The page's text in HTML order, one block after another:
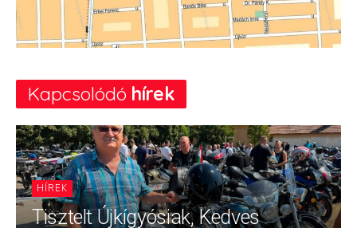
Kapcsolódó hírek
HÍREK
Tisztelt Újkígyósiak, Kedves